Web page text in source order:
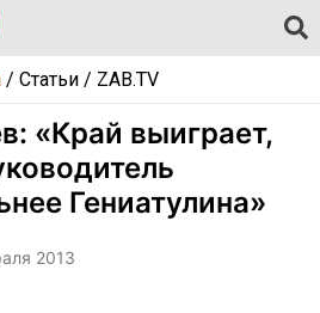
/ Статьи/ ZAB.TV
«Край выиграет,
Гениатулина»
2013